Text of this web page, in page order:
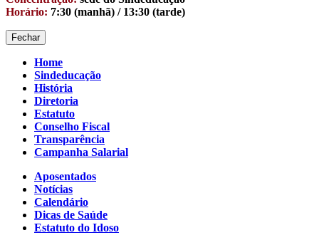
Horário: 7:30 (manhã) / 13:30 (tarde)
Fechar
Home
Sindeducação
História
Diretoria
Estatuto
Conselho Fiscal
Transparência
Campanha Salarial
Aposentados
Notícias
Calendário
Dicas de Saúde
Estatuto do Idoso